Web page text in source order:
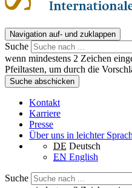
Navigation auf- und zuklappen
Suche
wenn mindestens 2 Zeichen
Pfeiltasten, um durch die
Suche abschicken
Kontakt
Karriere
Presse
Über uns in leichter
DE Deutsch
EN English
Suche